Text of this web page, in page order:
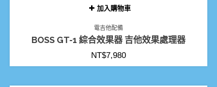
加入購物車
電吉他配備
BOSS GT-1 綜合效果器 吉他效果處理器
NT$7,980